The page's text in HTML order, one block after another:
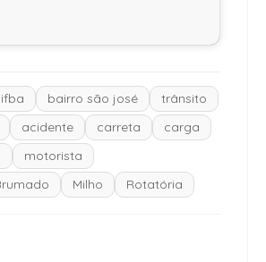
ifba bairro são josé
trânsito
acidente carreta
carga
motorista
Milho Rotatória